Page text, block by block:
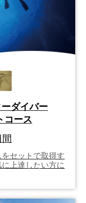
ダイバー
コース
間
セットで取得す
上達したい方に